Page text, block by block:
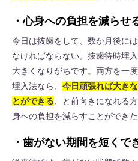
・心身への負担を減らせ
今日は抜歯をして、数か月後に
なければならない。抜歯待時埋
大きくなりがちです。両方を一
埋入法なら、 今日頑張れば大き
とができる 、と前向きになれる
身への負担を減らすことができ
・歯がない期間を短くで